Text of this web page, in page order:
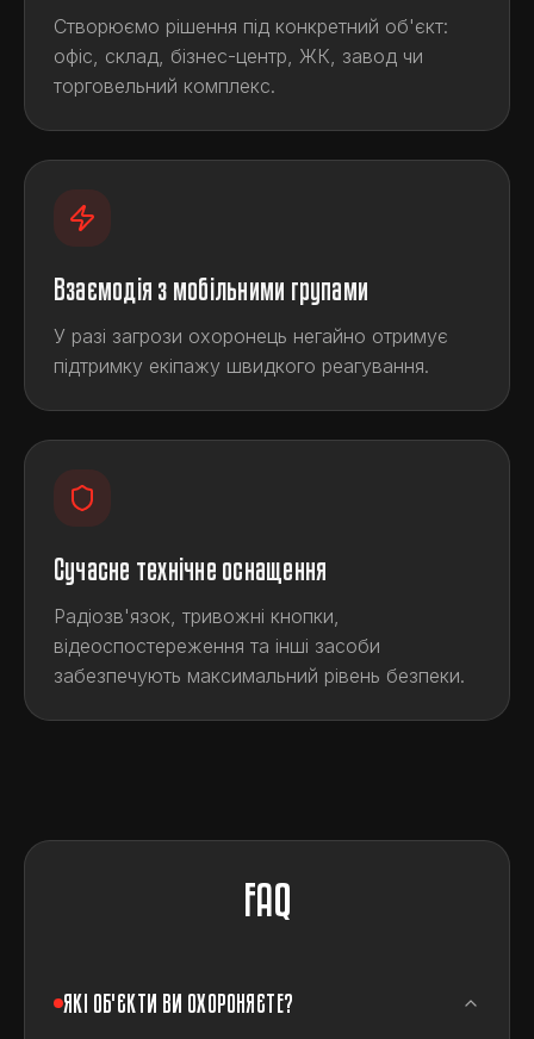
Створюємо рішення під конкретний об'єкт:
офіс, склад, бізнес-центр, ЖК, завод чи
торговельний комплекс.
Взаємодія з мобільними групами
У разі загрози охоронець негайно отримує
підтримку екіпажу швидкого реагування.
Сучасне технічне оснащення
Радіозв'язок, тривожні кнопки,
відеоспостереження та інші засоби
забезпечують максимальний рівень безпеки.
FAQ
ЯКІ ОБ'ЄКТИ ВИ ОХОРОНЯЄТЕ?